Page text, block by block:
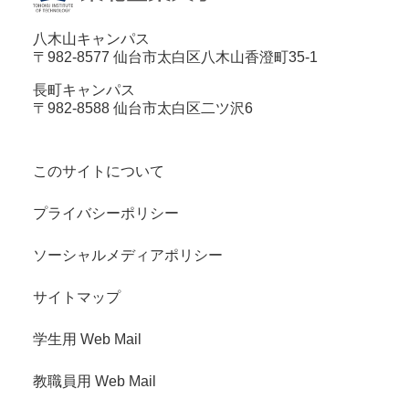
八木山キャンパス
〒982-8577 仙台市太白区八木山香澄町35-1
長町キャンパス
〒982-8588 仙台市太白区二ツ沢6
このサイトについて
プライバシーポリシー
ソーシャルメディアポリシー
サイトマップ
学生用 Web Mail
教職員用 Web Mail